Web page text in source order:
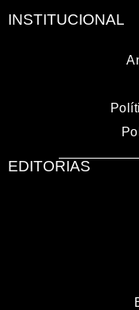
INSTITUCIONAL
EDITORIAS